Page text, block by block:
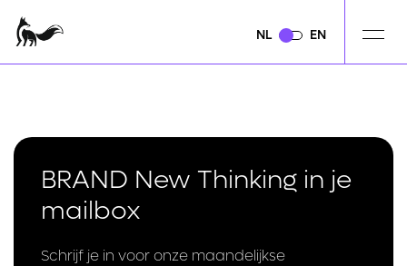
NL EN
NL EN
BRAND New Thinking in je
mailbox
Schrijf je in voor onze maandelijkse